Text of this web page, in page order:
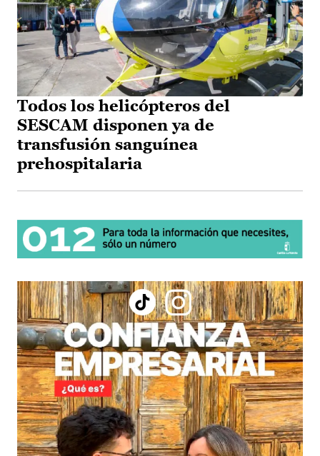
Todos los helicópteros del
SESCAM disponen ya de
transfusión sanguínea
prehospitalaria